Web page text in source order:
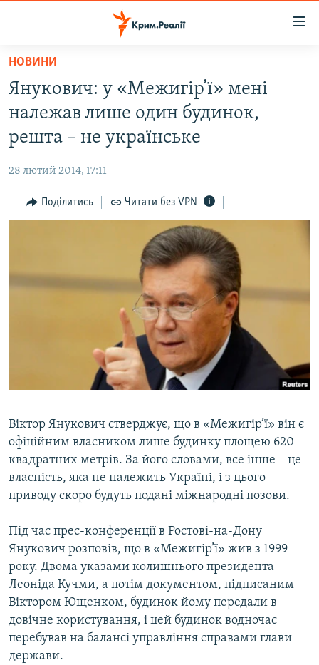
Перейти
основного
матеріалу
до
основної
Перейти
до
ВОДА.КРИМ
БЛОГИ
ПОГЛЯД
СПЕЦПРОЕКТИ
СВІДЧЕННЯ ОКУПАЦІЇ
УКРАЇНСЬКА ПРОБЛЕМА КРИМУ
ЯК ОБІЙТИ БЛОКУВАННЯ
Усі сайти RFE/RL
НОВИНИ
Янукович: у «Межигір’ї» мені
належав лише один будинок,
решта – не українське
28 лютий 2014, 17:11
Поділитись Читати без VPN
Віктор Янукович стверджує, що в «Межигір’ї» він є
офіційним власником лише будинку площею 620
квадратних метрів. За його словами, все інше – це
власність, яка не належить Україні, і з цього
приводу скоро будуть подані міжнародні позови.
Під час прес-конференції в Ростові-на-Дону
Янукович розповів, що в «Межигір’ї» жив з 1999
року. Двома указами колишнього президента
Леоніда Кучми, а потім документом, підписаним
Віктором Ющенком, будинок йому передали в
довічне користування, і цей будинок водночас
перебував на балансі управління справами глави
держави.